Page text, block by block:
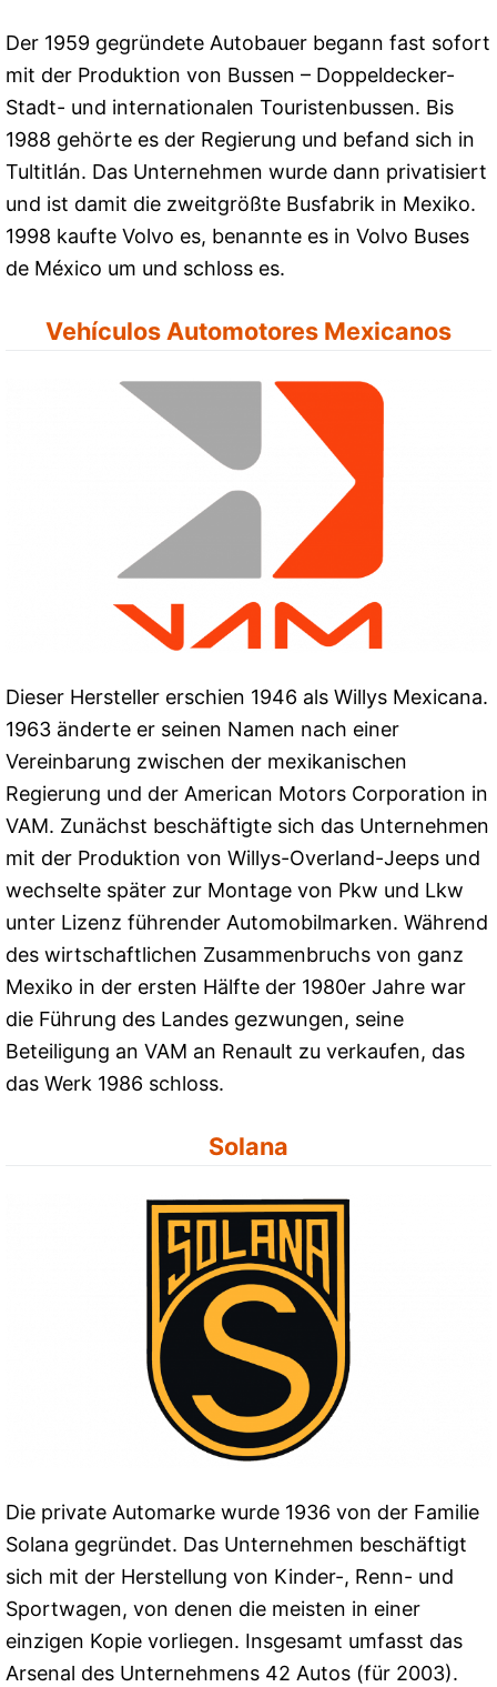
Der 1959 gegründete Autobauer begann fast sofort
mit der Produktion von Bussen – Doppeldecker-
Stadt- und internationalen Touristenbussen. Bis
1988 gehörte es der Regierung und befand sich in
Tultitlán. Das Unternehmen wurde dann privatisiert
und ist damit die zweitgrößte Busfabrik in Mexiko.
1998 kaufte Volvo es, benannte es in Volvo Buses
de México um und schloss es.
Vehículos Automotores Mexicanos
Dieser Hersteller erschien 1946 als Willys Mexicana.
1963 änderte er seinen Namen nach einer
Vereinbarung zwischen der mexikanischen
Regierung und der American Motors Corporation in
VAM. Zunächst beschäftigte sich das Unternehmen
mit der Produktion von Willys-Overland-Jeeps und
wechselte später zur Montage von Pkw und Lkw
unter Lizenz führender Automobilmarken. Während
des wirtschaftlichen Zusammenbruchs von ganz
Mexiko in der ersten Hälfte der 1980er Jahre war
die Führung des Landes gezwungen, seine
Beteiligung an VAM an Renault zu verkaufen, das
das Werk 1986 schloss.
Solana
Die private Automarke wurde 1936 von der Familie
Solana gegründet. Das Unternehmen beschäftigt
sich mit der Herstellung von Kinder-, Renn- und
Sportwagen, von denen die meisten in einer
einzigen Kopie vorliegen. Insgesamt umfasst das
Arsenal des Unternehmens 42 Autos (für 2003).